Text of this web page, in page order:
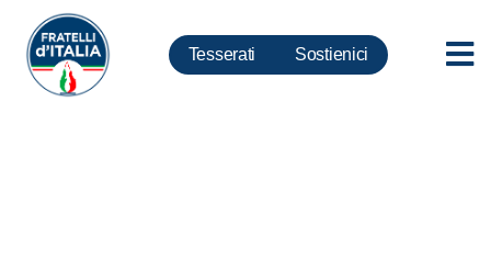
Tesserati Sostienici